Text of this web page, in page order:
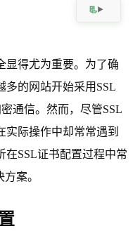
显得尤为重要。为了确
多的网站开始采用SSL
密通信。然而，尽管SSL
实际操作中却常常遇到
在SSL证书配置过程中常
案。